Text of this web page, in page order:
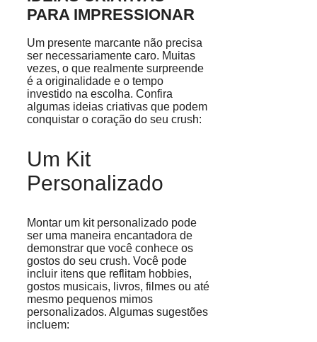
PARA IMPRESSIONAR
Um presente marcante não precisa
ser necessariamente caro. Muitas
vezes, o que realmente surpreende
é a originalidade e o tempo
investido na escolha. Confira
algumas ideias criativas que podem
conquistar o coração do seu crush:
Um Kit
Personalizado
Montar um kit personalizado pode
ser uma maneira encantadora de
demonstrar que você conhece os
gostos do seu crush. Você pode
incluir itens que reflitam hobbies,
gostos musicais, livros, filmes ou até
mesmo pequenos mimos
personalizados. Algumas sugestões
incluem: